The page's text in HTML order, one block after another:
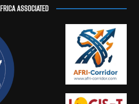
ASSOCIATED